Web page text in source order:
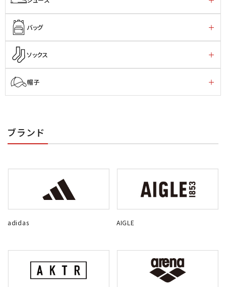
バッグ
ソックス
帽子
ブランド
adidas AIGLE